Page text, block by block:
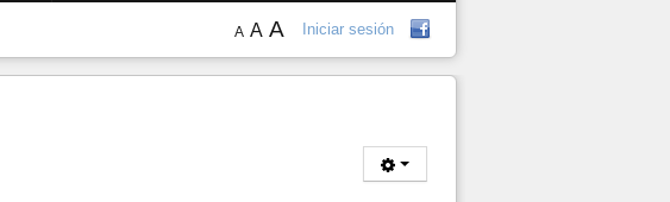
Iniciar sesión
A A A